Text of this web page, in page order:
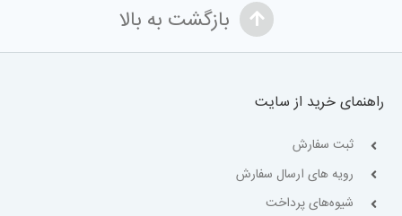
بازگشت به بالا
راهنمای خرید از سایت
ثبت سفارش
رویه های ارسال سفارش
شیوه‌های پرداخت